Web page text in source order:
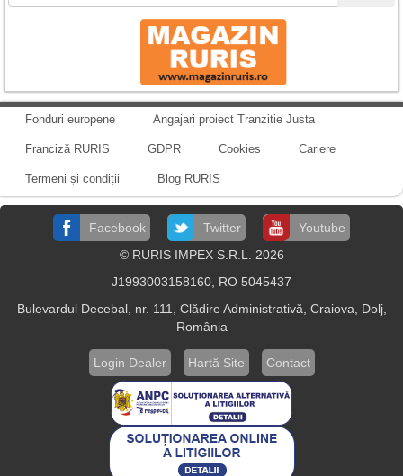
Fonduri europene Angajari proiect Tranzitie Justa
Franciză RURIS GDPR Cookies Cariere
Termeni și condiții Blog RURIS
Facebook Twitter
Youtube
© RURIS IMPEX S.R.L. 2026
J1993003158160, RO 5045437
Bulevardul Decebal, nr. 111, Clădire Administrativă, Craiova, Dolj,
România
Login Dealer Hartă Site Contact